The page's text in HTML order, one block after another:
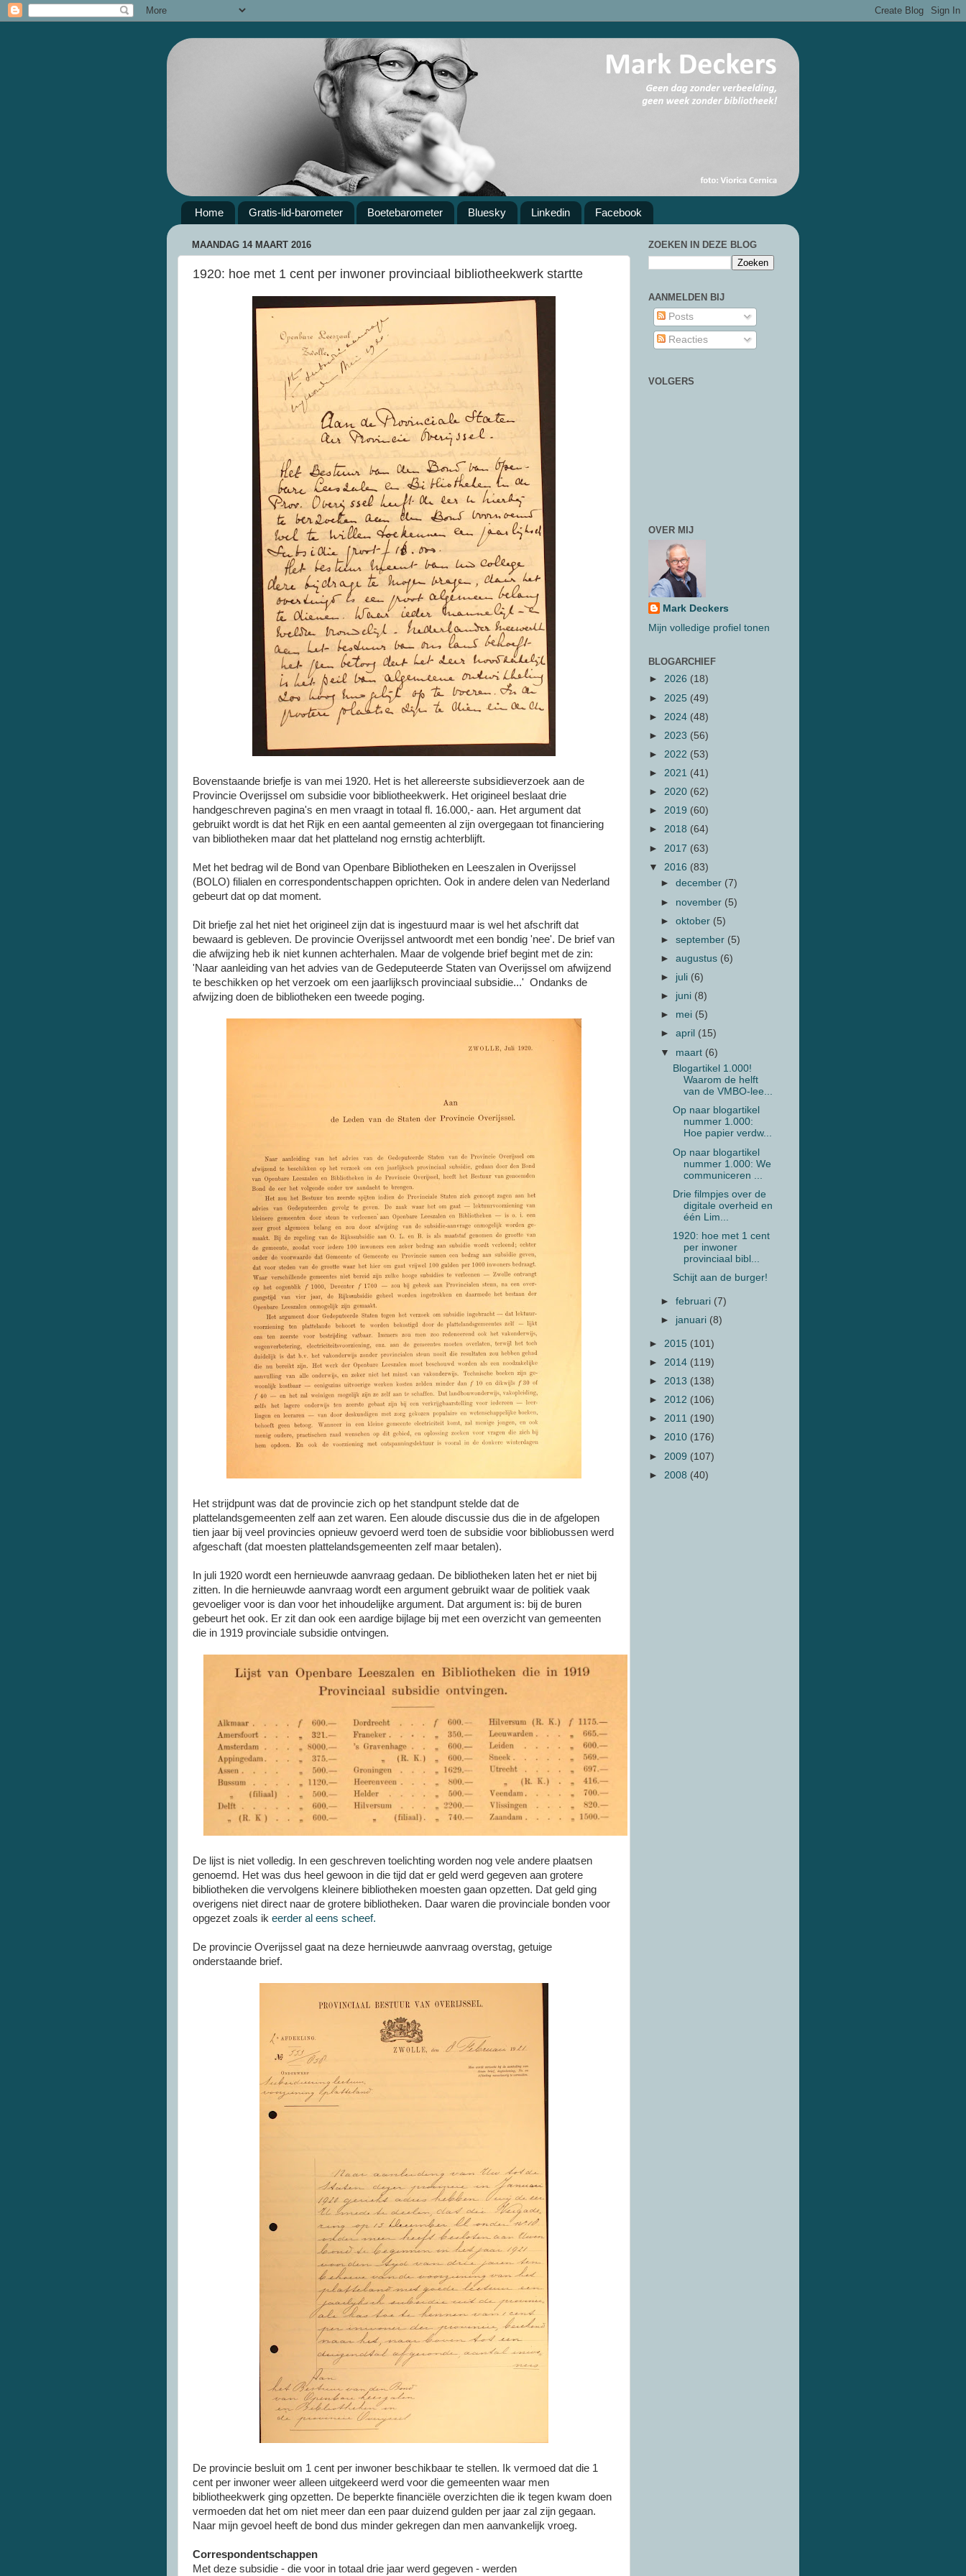
Home Gratis-lid-barometer Boetebarometer Bluesky Linkedin Facebook
MAANDAG 14 MAART 2016
1920: hoe met 1 cent per inwoner provinciaal bibliotheekwerk startte
Bovenstaande briefje is van mei 1920. Het is het allereerste subsidieverzoek aan de
Provincie Overijssel om subsidie voor bibliotheekwerk. Het origineel beslaat drie
handgeschreven pagina's en men vraagt in totaal fl. 16.000,- aan. Het argument dat
gebruikt wordt is dat het Rijk en een aantal gemeenten al zijn overgegaan tot financiering
van bibliotheken maar dat het platteland nog ernstig achterblijft.
Met het bedrag wil de Bond van Openbare Bibliotheken en Leeszalen in Overijssel
(BOLO) filialen en correspondentschappen oprichten. Ook in andere delen van Nederland
gebeurt dat op dat moment.
Dit briefje zal het niet het origineel zijn dat is ingestuurd maar is wel het afschrift dat
bewaard is gebleven. De provincie Overijssel antwoordt met een bondig 'nee'. De brief van
die afwijzing heb ik niet kunnen achterhalen. Maar de volgende brief begint met de zin:
'Naar aanleiding van het advies van de Gedeputeerde Staten van Overijssel om afwijzend
te beschikken op het verzoek om een jaarlijksch provinciaal subsidie...' Ondanks de
afwijzing doen de bibliotheken een tweede poging.
Het strijdpunt was dat de provincie zich op het standpunt stelde dat de
plattelandsgemeenten zelf aan zet waren. Een aloude discussie dus die in de afgelopen
tien jaar bij veel provincies opnieuw gevoerd werd toen de subsidie voor bibliobussen werd
afgeschaft (dat moesten plattelandsgemeenten zelf maar betalen).
In juli 1920 wordt een hernieuwde aanvraag gedaan. De bibliotheken laten het er niet bij
zitten. In die hernieuwde aanvraag wordt een argument gebruikt waar de politiek vaak
gevoeliger voor is dan voor het inhoudelijke argument. Dat argument is: bij de buren
gebeurt het ook. Er zit dan ook een aardige bijlage bij met een overzicht van gemeenten
die in 1919 provinciale subsidie ontvingen.
De lijst is niet volledig. In een geschreven toelichting worden nog vele andere plaatsen
genoemd. Het was dus heel gewoon in die tijd dat er geld werd gegeven aan grotere
bibliotheken die vervolgens kleinere bibliotheken moesten gaan opzetten. Dat geld ging
overigens niet direct naar de grotere bibliotheken. Daar waren die provinciale bonden voor
opgezet zoals ik eerder al eens scheef.
De provincie Overijssel gaat na deze hernieuwde aanvraag overstag, getuige
onderstaande brief.
De provincie besluit om 1 cent per inwoner beschikbaar te stellen. Ik vermoed dat die 1
cent per inwoner weer alleen uitgekeerd werd voor die gemeenten waar men
bibliotheekwerk ging opzetten. De beperkte financiële overzichten die ik tegen kwam doen
vermoeden dat het om niet meer dan een paar duizend gulden per jaar zal zijn gegaan.
Naar mijn gevoel heeft de bond dus minder gekregen dan men aanvankelijk vroeg.
Correspondentschappen
Met deze subsidie - die voor in totaal drie jaar werd gegeven - werden
ZOEKEN IN DEZE BLOG
AANMELDEN BIJ
Posts
Reacties
VOLGERS
OVER MIJ
Mark Deckers
Mijn volledige profiel tonen
BLOGARCHIEF
► 2026 (18)
► 2025 (49)
► 2024 (48)
► 2023 (56)
► 2022 (53)
► 2021 (41)
► 2020 (62)
► 2019 (60)
► 2018 (64)
► 2017 (63)
▼ 2016 (83)
►december (7)
► november (5)
►oktober (5)
►september (5)
►augustus (6)
► juli (6)
► juni (8)
► mei (5)
►april (15)
▼ maart (6)
Blogartikel 1.000!
Waarom de helft
van de VMBO-lee...
Op naar blogartikel
nummer 1.000:
Hoe papier verdw...
Op naar blogartikel
nummer 1.000: We
communiceren ...
Drie filmpjes over de
digitale overheid en
één Lim...
1920: hoe met 1 cent
per inwoner
provinciaal bibl...
Schijt aan de burger!
►februari (7)
► januari (8)
► 2015 (101)
► 2014 (119)
► 2013 (138)
► 2012 (106)
► 2011 (190)
► 2010 (176)
► 2009 (107)
► 2008 (40)